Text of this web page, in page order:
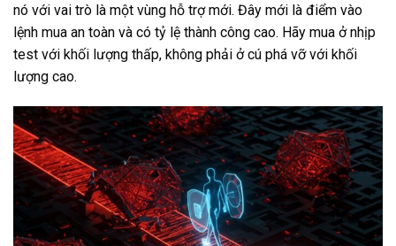
nó với vai trò là một vùng hỗ trợ mới. Đây mới là điểm vào
lệnh mua an toàn và có tỷ lệ thành công cao. Hãy mua ở nhịp
test với khối lượng thấp, không phải ở cú phá vỡ với khối
lượng cao.